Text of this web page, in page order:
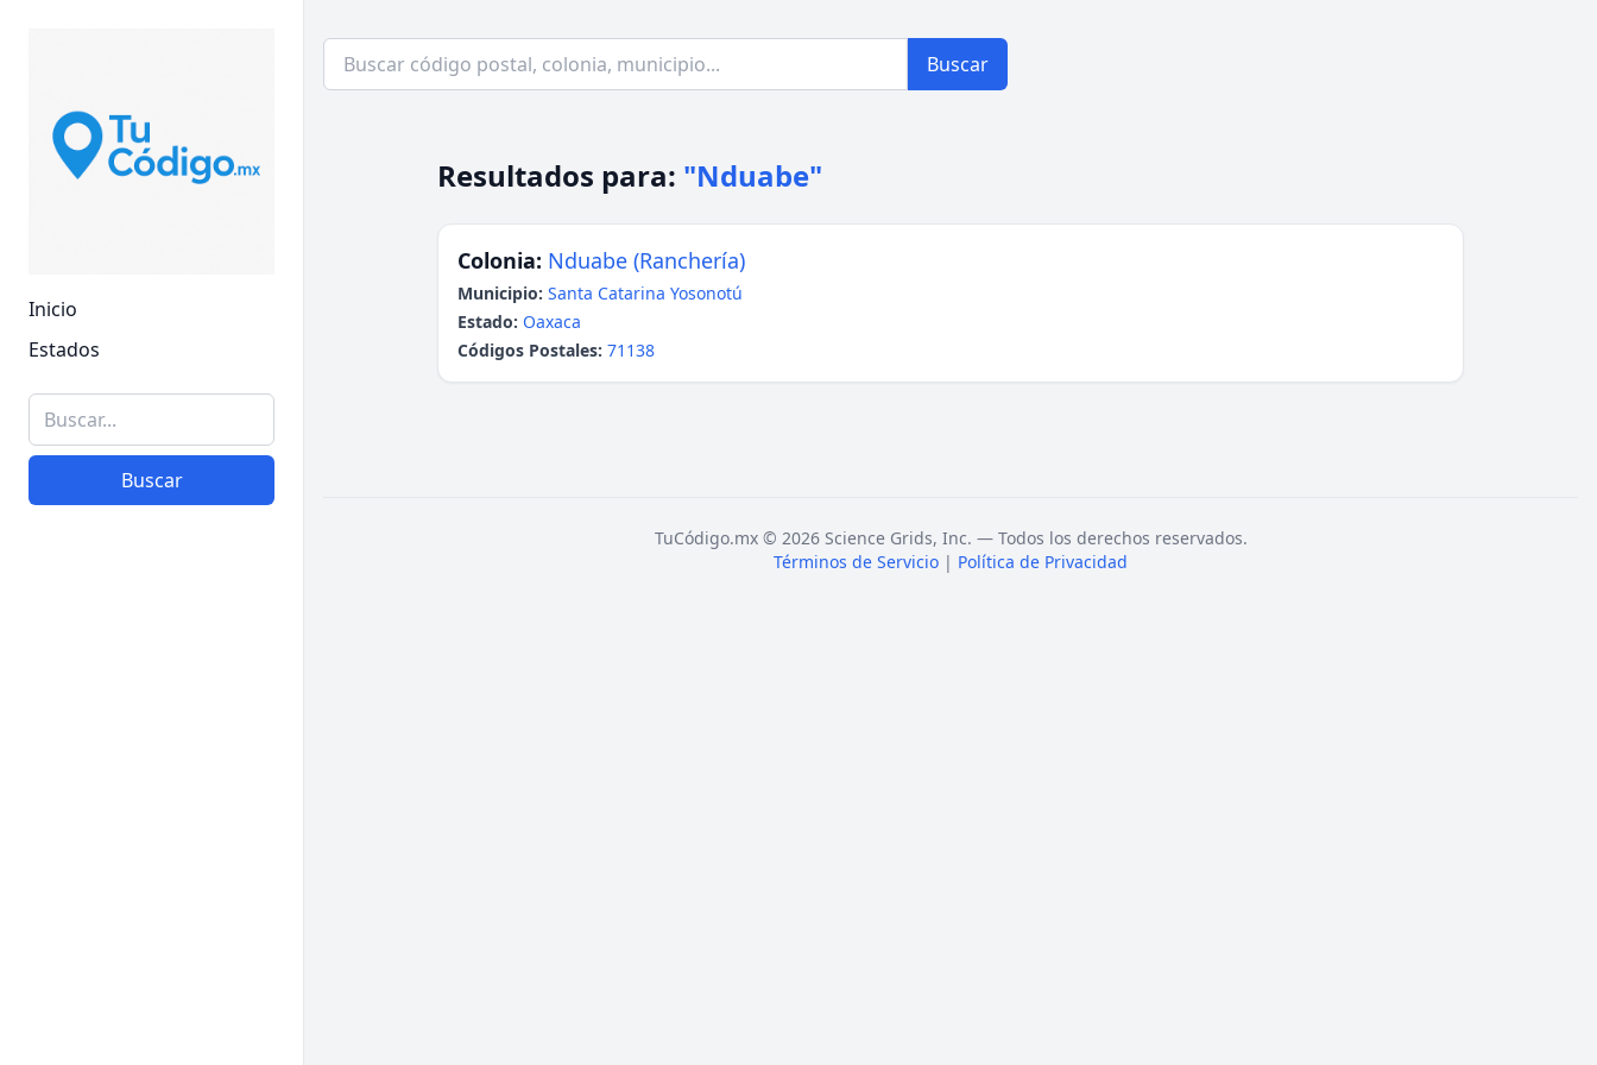
Inicio
Estados
Buscar
Buscar
Resultados para: "Nduabe"
Colonia: Nduabe (Ranchería)
Municipio: Santa Catarina Yosonotú
Estado: Oaxaca
Códigos Postales: 71138
TuCódigo.mx © 2026 Science Grids, Inc. — Todos los derechos reservados.
Términos de Servicio | Política de Privacidad